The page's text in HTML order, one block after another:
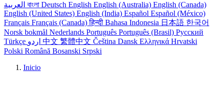
বাংলা Deutsch English English (Australia) English (Canada)
English (United States) English (India) Español Español (México)
Français Français (Canada)हिन्दी Bahasa Indonesia 日本語 한국어
Norsk bokmål Nederlands Português Português (Brasil) Русский
Türkçe
中文 繁體中文 Čeština Dansk Ελληνικά Hrvatski
Polski Română Bosanski Srpski
Inicio